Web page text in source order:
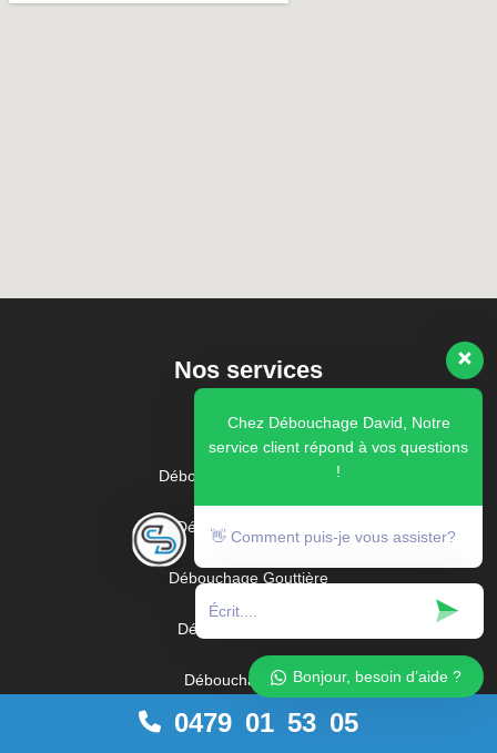
Nos services
Débouchage Canalisation
Débouchage Sterput
Débouchage Gouttière
Débouchage égouts
Débouchage évier
Débouchage Lavabo
0479 01 53 05
Chez Débouchage David, Notre
service client répond à vos questions
!
👋 Comment puis-je vous assister?
Bonjour, besoin d’aide ?